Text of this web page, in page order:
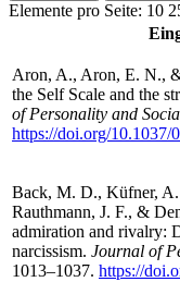
Elemente pro Seite: 10
Aron, A., Aron, E. N.,
the Self Scale and the
of Personality and
https://doi.org/10.1037/
Back, M. D., Küfner,
Rauthmann, J. F., &
admiration and rivalry:
narcissism. Journal of
1013–1037. https://